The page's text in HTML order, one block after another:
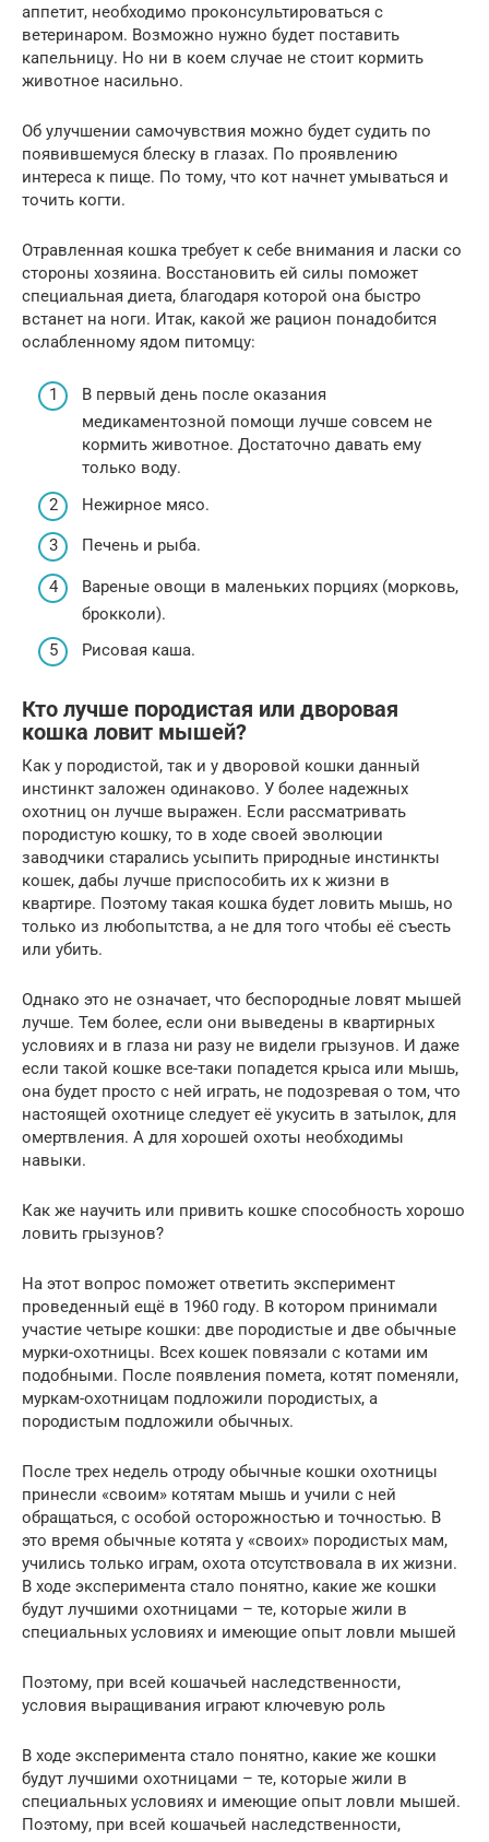
аппетит, необходимо проконсультироваться с
ветеринаром. Возможно нужно будет поставить
капельницу. Но ни в коем случае не стоит кормить
животное насильно.
Об улучшении самочувствия можно будет судить по
появившемуся блеску в глазах. По проявлению
интереса к пище. По тому, что кот начнет умываться и
точить когти.
Отравленная кошка требует к себе внимания и ласки со
стороны хозяина. Восстановить ей силы поможет
специальная диета, благодаря которой она быстро
встанет на ноги. Итак, какой же рацион понадобится
ослабленному ядом питомцу:
В первый день после оказания
медикаментозной помощи лучше совсем не
кормить животное. Достаточно давать ему
только воду.
Нежирное мясо.
Печень и рыба.
Вареные овощи в маленьких порциях (морковь,
брокколи).
Рисовая каша.
Кто лучше породистая или дворовая
кошка ловит мышей?
Как у породистой, так и у дворовой кошки данный
инстинкт заложен одинаково. У более надежных
охотниц он лучше выражен. Если рассматривать
породистую кошку, то в ходе своей эволюции
заводчики старались усыпить природные инстинкты
кошек, дабы лучше приспособить их к жизни в
квартире. Поэтому такая кошка будет ловить мышь, но
только из любопытства, а не для того чтобы её съесть
или убить.
Однако это не означает, что беспородные ловят мышей
лучше. Тем более, если они выведены в квартирных
условиях и в глаза ни разу не видели грызунов. И даже
если такой кошке все-таки попадется крыса или мышь,
она будет просто с ней играть, не подозревая о том, что
настоящей охотнице следует её укусить в затылок, для
омертвления. А для хорошей охоты необходимы
навыки.
Как же научить или привить кошке способность хорошо
ловить грызунов?
На этот вопрос поможет ответить эксперимент
проведенный ещё в 1960 году. В котором принимали
участие четыре кошки: две породистые и две обычные
мурки-охотницы. Всех кошек повязали с котами им
подобными. После появления помета, котят поменяли,
муркам-охотницам подложили породистых, а
породистым подложили обычных.
После трех недель отроду обычные кошки охотницы
принесли «своим» котятам мышь и учили с ней
обращаться, с особой осторожностью и точностью. В
это время обычные котята у «своих» породистых мам,
учились только играм, охота отсутствовала в их жизни.
В ходе эксперимента стало понятно, какие же кошки
будут лучшими охотницами – те, которые жили в
специальных условиях и имеющие опыт ловли мышей
Поэтому, при всей кошачьей наследственности,
условия выращивания играют ключевую роль
В ходе эксперимента стало понятно, какие же кошки
будут лучшими охотницами – те, которые жили в
специальных условиях и имеющие опыт ловли мышей.
Поэтому, при всей кошачьей наследственности,